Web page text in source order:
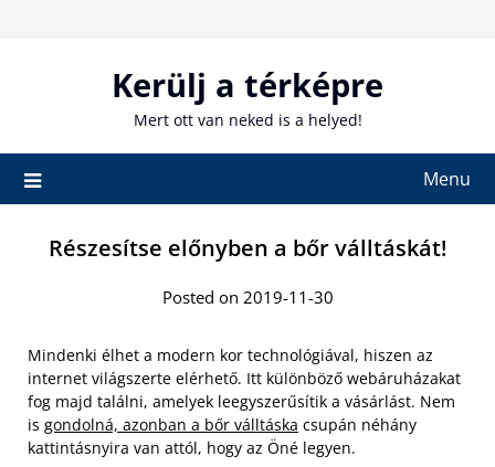
Kerülj a térképre
Mert ott van neked is a helyed!
Menu
Részesítse előnyben a bőr válltáskát!
Posted on 2019-11-30
Mindenki élhet a modern kor technológiával, hiszen az
internet világszerte elérhető. Itt különböző webáruházakat
fog majd találni, amelyek leegyszerűsítik a vásárlást. Nem
is gondolná, azonban a bőr válltáska csupán néhány
kattintásnyira van attól, hogy az Öné legyen.